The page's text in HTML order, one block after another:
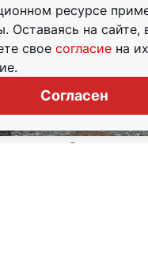
ресурсе
Оставаясь на сайте,
свое согласие на их
Согласен
Сочи